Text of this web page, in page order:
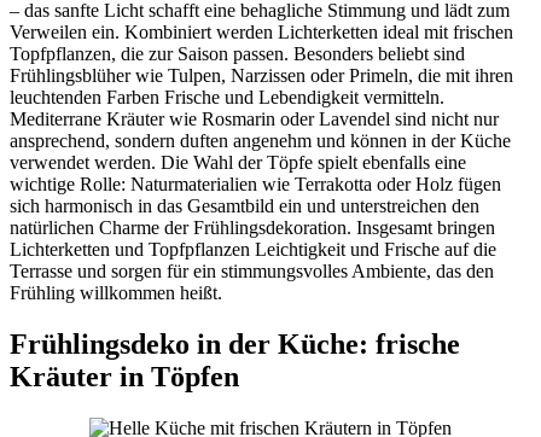
– das sanfte Licht schafft eine behagliche Stimmung und lädt zum
Verweilen ein. Kombiniert werden Lichterketten ideal mit frischen
Topfpflanzen, die zur Saison passen. Besonders beliebt sind
Frühlingsblüher wie Tulpen, Narzissen oder Primeln, die mit ihren
leuchtenden Farben Frische und Lebendigkeit vermitteln.
Mediterrane Kräuter wie Rosmarin oder Lavendel sind nicht nur
ansprechend, sondern duften angenehm und können in der Küche
verwendet werden. Die Wahl der Töpfe spielt ebenfalls eine
wichtige Rolle: Naturmaterialien wie Terrakotta oder Holz fügen
sich harmonisch in das Gesamtbild ein und unterstreichen den
natürlichen Charme der Frühlingsdekoration. Insgesamt bringen
Lichterketten und Topfpflanzen Leichtigkeit und Frische auf die
Terrasse und sorgen für ein stimmungsvolles Ambiente, das den
Frühling willkommen heißt.
Frühlingsdeko in der Küche: frische
Kräuter in Töpfen